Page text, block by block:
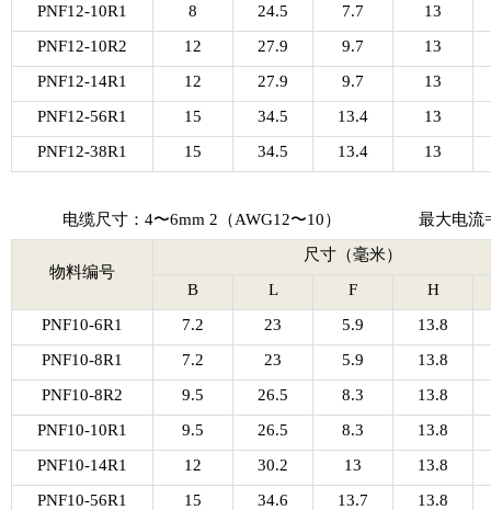
PNF12-10R1
8 24.5 7.7
13
PNF12-10R2
12 27.9 9.7
13
PNF12-14R1
12 27.9 9.7
13
PNF12-56R1
15 34.5 13.4
13
PNF12-38R1
15 34.5 13.4 13
电缆尺寸：4〜6mm 2（AWG12〜10） 最大电流
物料编号
尺寸（毫米）
B
L F
H
PNF10-6R1
7.2 23 5.9
13.8
PNF10-8R1
7.2 23 5.9
13.8
PNF10-8R2
9.5 26.5 8.3
13.8
PNF10-10R1
9.5 26.5 8.3
13.8
PNF10-14R1
12 30.2 13
13.8
PNF10-56R1
15 34.6 13.7
13.8